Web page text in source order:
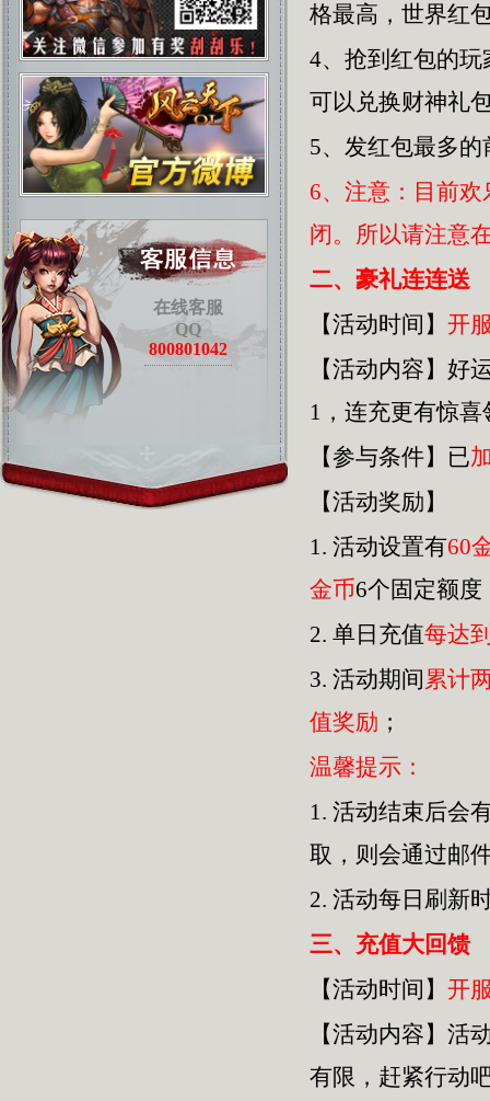
在线客服
QQ
800801042
格最高，世界红
4、抢到红包的
可以兑换财神礼
5、发红包最多
6、注意：目前
闭。所以请注意
二、豪礼连连送
【活动时间】 开
【活动内容】好
1，连充更有惊
【参与条件】已
【活动奖励】
1. 活动设置有60
金币6个固定额度
2. 单日充值每达
3. 活动期间累计
值奖励 ；
温馨提示：
1. 活动结束后会
取，则会通过邮
2. 活动每日刷新
三、充值大回馈
【活动时间】 开
【活动内容】活
有限，赶紧行动